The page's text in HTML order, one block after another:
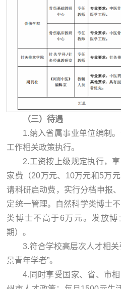
（三）待遇
1.纳入省属事业单位编制
工作相关政策执行。
2.工资按上级规定执行，
家费（20万元、10万元和5万
请科研启动费，实行分档申报
定统一管理。自然科学类博士
类博士不高于6万元。发放
期）。
3.符合学校高层次人才相
景青年学者”。
4.同时享受国家、省、市